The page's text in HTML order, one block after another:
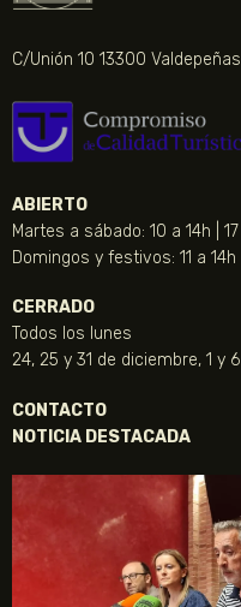
C/Unión 10 13300 Valdepeñas
ABIERTO
Martes a sábado: 10 a 14h |
Domingos y festivos: 11 a 14h
CERRADO
Todos los lunes
24, 25 y 31 de diciembre, 1 y
CONTACTO
NOTICIA DESTACADA